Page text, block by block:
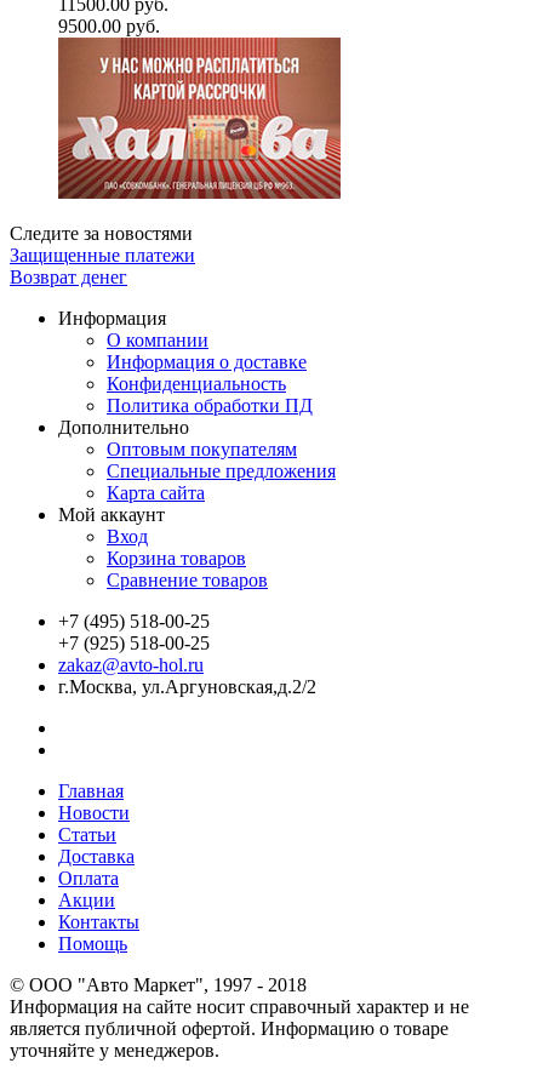
11500.00 руб.
9500.00 руб.
Следите за новостями
Защищенные платежи
Возврат денег
Информация
О компании
Информация о доставке
Конфиденциальность
Политика обработки ПД
Дополнительно
Оптовым покупателям
Специальные предложения
Карта сайта
Мой аккаунт
Вход
Корзина товаров
Сравнение товаров
+7 (495) 518-00-25
+7 (925) 518-00-25
zakaz@avto-hol.ru
г.Москва, ул.Аргуновская,д.2/2
Главная
Новости
Статьи
Доставка
Оплата
Акции
Контакты
Помощь
© OOO "Авто Маркет", 1997 - 2018
Информация на сайте носит справочный характер и не
является публичной офертой. Информацию о товаре
уточняйте у менеджеров.